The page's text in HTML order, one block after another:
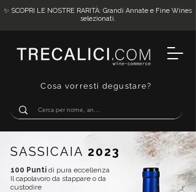
Cosa vorresti degustare?
✨ SCOPRI LE NOSTRE RARITÀ: Grandi Annate e Fine Wines
selezionati.
SASSICAIA 2023
100 Punti di pura eccellenza
Il capolavoro da stappare o da
custodire